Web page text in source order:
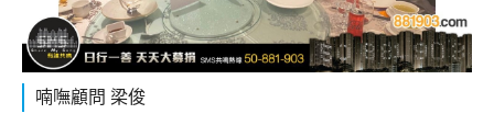
喃嘸顧問 梁俊